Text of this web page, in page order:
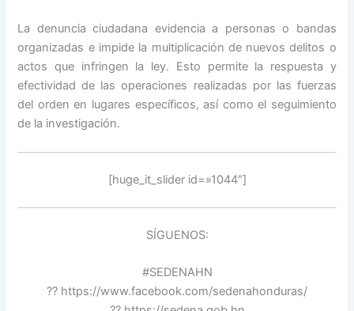
La denuncia ciudadana evidencia a personas o bandas
organizadas e impide la multiplicación de nuevos delitos o
actos que infringen la ley. Esto permite la respuesta y
efectividad de las operaciones realizadas por las fuerzas
del orden en lugares específicos, así como el seguimiento
de la investigación.
[huge_it_slider id=»1044″]
SÍGUENOS:
#SEDENAHN
?? https://www.facebook.com/sedenahonduras/